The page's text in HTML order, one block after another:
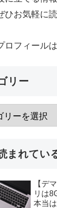
ひお気軽に
ロフィールは
リー
まれてい
【デ
リは
本当